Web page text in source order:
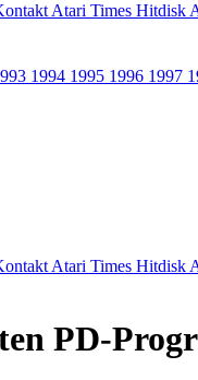
Atari Times Hitdisk
1994 1995 1996 1997
Atari Times Hitdisk
PD-